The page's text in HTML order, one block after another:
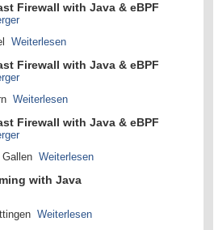
Firewall with Java & eBPF
Weiterlesen
Firewall with Java & eBPF
Weiterlesen
Firewall with Java & eBPF
Weiterlesen
with Java
Weiterlesen